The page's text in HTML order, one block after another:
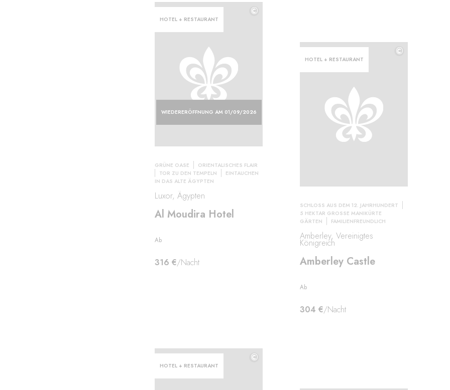
WIEDERERÖFFNUNG AM 01/09/2026
HOTEL + RESTAURANT
©
GRÜNE OASE
ORIENTALISCHES FLAIR
TOR ZU DEN TEMPELN
EINTAUCHEN
IN DAS ALTE ÄGYPTEN
Luxor, Ägypten
Al Moudira Hotel
Ab
316 €/Nacht
HOTEL + RESTAURANT
©
SCHLOSS AUS DEM 12. JAHRHUNDERT
5 HEKTAR GROSSE MANIKÜRTE G
ÄRTEN
FAMILIENFREUNDLICH
Amberley, Vereinigtes
Königreich
Amberley Castle
Ab
304 €/Nacht
HOTEL + RESTAURANT
©